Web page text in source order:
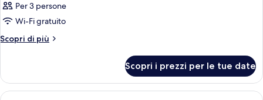
Per 3 persone
Wi-Fi gratuito
Scopri di più
Altri
Scopri i prezzi per le tue date